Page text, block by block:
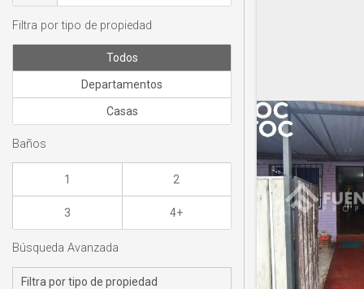
Filtra por tipo de propiedad
Todos
Departamentos
Casas
Baños
1 2
3 4+
Búsqueda Avanzada
Filtra por tipo de propiedad